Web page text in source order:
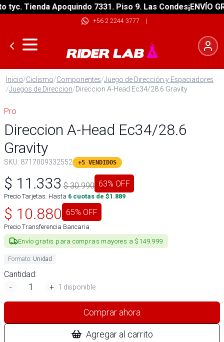
Tienda Apoquindo 7331. Piso 9. Las Condes¡ENVÍO
+56 2 2244 3777 |
Inicio/Ciclismo/Componentes/Juego de Dirección y Espaciadores
/Juegos de Direccion/Direccion A-Head Ec34/28.6 Gravity
Pro
Direccion A-Head Ec34/28.6
Gravity
SKU: 8717009332552 +5 VENDIDOS
$ 11.333 $30.990 63% OFF
Precio Tarjetas: Hasta 6 cuotas de $1.889
$ 10.880 65% OFF
Precio Transferencia Bancaria
Envío gratis para compras mayores a $149.999
Formato: Unidad
Cantidad:
-
+ 1 disponible
Comprar ahora
Agregar al carrito